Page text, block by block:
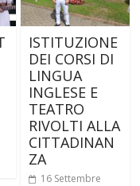
ISTITUZIONE
DEI CORSI DI
LINGUA
INGLESE E
TEATRO
RIVOLTI ALLA
CITTADINAN
ZA
16 Settembre